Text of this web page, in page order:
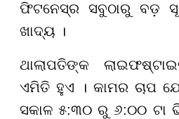
ଫିଟନେସ୍ର ସବୁଠାରୁ ବଡ଼
ଖାଦ୍ୟ ।
ଥାଲାପତିଙ୍କ
ଏମିତି ହୁଏ । କାମର ଚାପ
ସକାଳ ୫:୩୦ ରୁ ୬:୦୦ ଟା